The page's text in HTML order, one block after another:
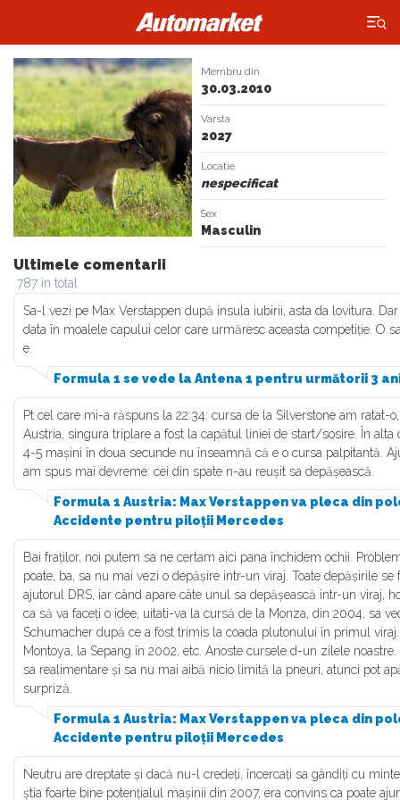
×
Membru din
30.03.2010
Varsta
2027
Locatie
nespecificat
Sex
Masculin
Ultimele comentarii
787 in total
Sa-l vezi pe Max Verstappen după insula iubirii, asta da lovitura.
data în moalele capului celor care urmăresc aceasta competiție. O
e.
Formula 1 se vede la Antena 1 pentru următorii 3
Pt cel care mi-a răspuns la 22:34: cursa de la Silverstone am ratat-
Austria, singura triplare a fost la capătul liniei de start/sosire. În alta
4-5 mașini în doua secunde nu înseamnă că e o cursa palpitantă.
am spus mai devreme: cei din spate n-au reușit sa depășească.
Formula 1 Austria: Max Verstappen va pleca din
Accidente pentru piloții Mercedes
Bai fraților, noi putem sa ne certam aici pana închidem ochii.
poate, ba, sa nu mai vezi o depășire intr-un viraj. Toate depășirile
ajutorul DRS, iar când apare câte unul sa depășească intr-un viraj,
ca să va faceți o idee, uitati-va la cursă de la Monza, din 2004, sa
Schumacher după ce a fost trimis la coada plutonului în primul
Montoya, la Sepang în 2002, etc. Anoste cursele d-un zilele
sa realimentare și sa nu mai aibă nicio limită la pneuri, atunci pot
surpriză.
Formula 1 Austria: Max Verstappen va pleca din
Accidente pentru piloții Mercedes
Neutru are dreptate și dacă nu-l credeți, încercați sa gândiți cu
știa foarte bine potențialul mașinii din 2007, era convins ca poate